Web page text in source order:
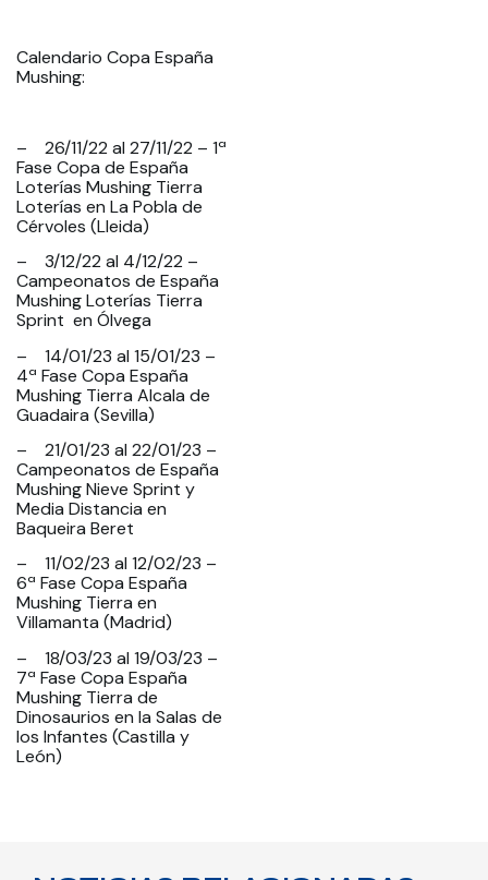
Calendario Copa España
Mushing:
– 26/11/22 al 27/11/22 – 1ª
Fase Copa de España
Loterías Mushing Tierra
Loterías en La Pobla de
Cérvoles (Lleida)
– 3/12/22 al 4/12/22 –
Campeonatos de España
Mushing Loterías Tierra
Sprint en Ólvega
– 14/01/23 al 15/01/23 –
4ª Fase Copa España
Mushing Tierra Alcala de
Guadaira (Sevilla)
– 21/01/23 al 22/01/23 –
Campeonatos de España
Mushing Nieve Sprint y
Media Distancia en
Baqueira Beret
– 11/02/23 al 12/02/23 –
6ª Fase Copa España
Mushing Tierra en
Villamanta (Madrid)
– 18/03/23 al 19/03/23 –
7ª Fase Copa España
Mushing Tierra de
Dinosaurios en la Salas de
los Infantes (Castilla y
León)